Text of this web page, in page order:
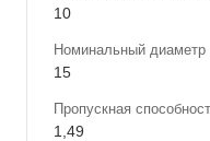
10
Номинальный
15
Пропускная
1,49